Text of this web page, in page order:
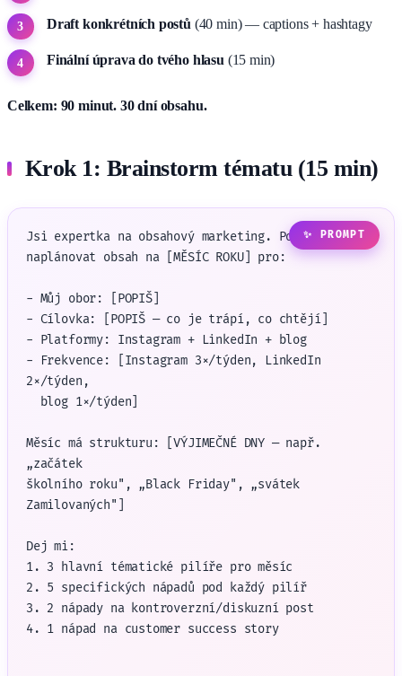
Draft konkrétních postů (40 min) — captions + hashtagy
Finální úprava do tvého hlasu (15 min)
Celkem: 90 minut. 30 dní obsahu.
Krok 1: Brainstorm tématu (15 min)
Jsi expertka na obsahový marketing. Pomoz mi
naplánovat obsah na [MĚSÍC ROKU] pro:
- Můj obor: [POPIŠ]
- Cílovka: [POPIŠ — co je trápí, co chtějí]
- Platformy: Instagram + LinkedIn + blog
- Frekvence: [Instagram 3×/týden, LinkedIn
2×/týden,
Měsíc má strukturu: [VÝJIMEČNÉ DNY — např.
„začátek
školního roku", „Black Friday", „svátek
Zamilovaných"]
Dej mi:
1. 3 hlavní tématické pilíře pro měsíc
2. 5 specifických nápadů pod každý pilíř
3. 2 nápady na kontroverzní/diskuzní post
4. 1 nápad na customer success story